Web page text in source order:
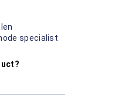
specialist